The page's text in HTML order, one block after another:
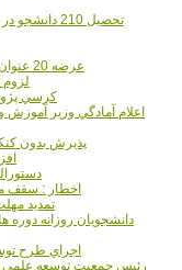
تحصيل 210
عرضه 20 عنوان کتاب با موضوع سبک زندگي به دانشگاه‌ها
لزوم
18 کرسي
اعلام آمادگي وزير
پذيرش بدون
اخطار : سقف
تمدید
دانشجويان روزانه
اجراي طرح توسعه
رئيس جمعيت توسعه علمي